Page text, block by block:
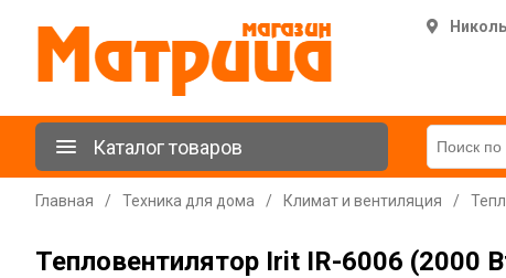
Каталог товаров
Главная / Техника для дома / Климат и вентиляция /
Тепловентилятор Irit IR-6006 (2000